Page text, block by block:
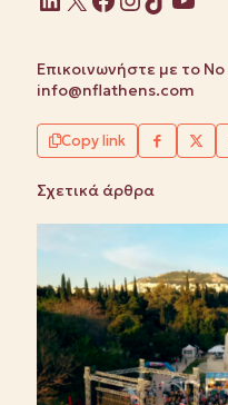
Επικοινωνήστε με το
info@nflathens.com
Copy link
Σχετικά άρθρα